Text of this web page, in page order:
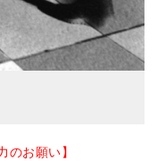
のお願い】